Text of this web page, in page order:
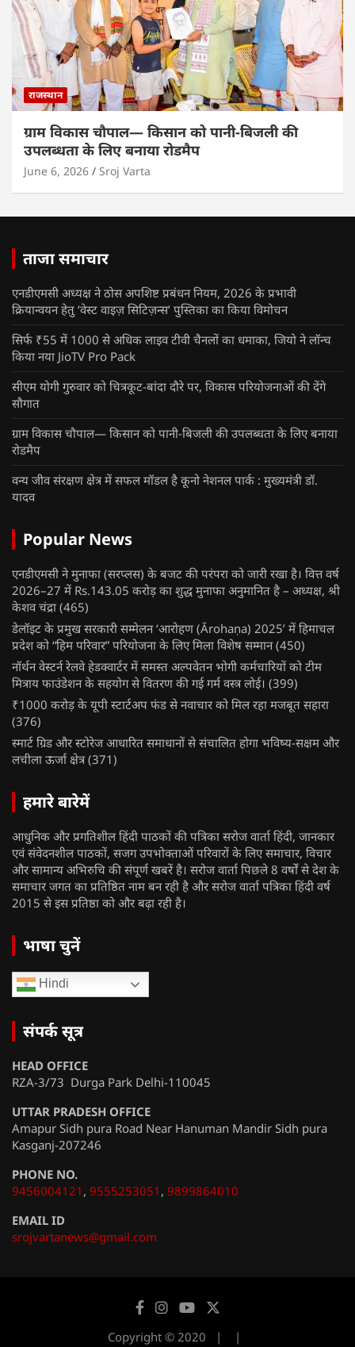
राजस्थान
ग्राम विकास चौपाल— किसान को पानी-बिजली की
उपलब्धता के लिए बनाया रोडमैप
June 6, 2026 Sroj Varta
ताजा समाचार
एनडीएमसी अध्यक्ष ने ठोस अपशिष्ट प्रबंधन नियम, 2026 के प्रभावी
क्रियान्वयन हेतु ‘वेस्ट वाइज़ सिटिज़न्स’ पुस्तिका का किया विमोचन
सिर्फ ₹55 में 1000 से अधिक लाइव टीवी चैनलों का धमाका, जियो ने लॉन्च
किया नया JioTV Pro Pack
सीएम योगी गुरुवार को चित्रकूट-बांदा दौरे पर, विकास परियोजनाओं की देंगे
सौगात
ग्राम विकास चौपाल— किसान को पानी-बिजली की उपलब्धता के लिए बनाया
रोडमैप
वन्य जीव संरक्षण क्षेत्र में सफल मॉडल है कूनो नेशनल पार्क : मुख्यमंत्री डॉ.
यादव
Popular News
एनडीएमसी ने मुनाफा (सरप्लस) के बजट की परंपरा को जारी रखा है। वित्त वर्ष
2026–27 में Rs.143.05 करोड़ का शुद्ध मुनाफा अनुमानित है – अध्यक्ष, श्री
केशव चंद्रा (465)
डेलॉइट के प्रमुख सरकारी सम्मेलन ‘आरोहण (Ārohaṇa) 2025’ में हिमाचल
प्रदेश को “हिम परिवार” परियोजना के लिए मिला विशेष सम्मान (450)
नॉर्थन वेस्टर्न रेलवे हेडक्वार्टर में समस्त अल्पवेतन भोगी कर्मचारियों को टीम
मित्राय फाउंडेशन के सहयोग से वितरण की गई गर्म वस्त्र लोई। (399)
₹1000 करोड़ के यूपी स्टार्टअप फंड से नवाचार को मिल रहा मजबूत सहारा
(376)
स्मार्ट ग्रिड और स्टोरेज आधारित समाधानों से संचालित होगा भविष्य-सक्षम और
लचीला ऊर्जा क्षेत्र (371)
हमारे बारेमें
आधुनिक और प्रगतिशील हिंदी पाठकों की पत्रिका सरोज वार्ता हिंदी, जानकार
एवं संवेदनशील पाठकों, सजग उपभोक्ताओं परिवारों के लिए समाचार, विचार
और सामान्य अभिरुचि की संपूर्ण खबरें है। सरोज वार्ता पिछले 8 वर्षों से देश के
समाचार जगत का प्रतिष्ठित नाम बन रही है और सरोज वार्ता पत्रिका हिंदी वर्ष
2015 से इस प्रतिष्ठा को और बढ़ा रही है।
भाषा चुनें
Hindi
संपर्क सूत्र
HEAD OFFICE
RZA-3/73 Durga Park Delhi-110045
UTTAR PRADESH OFFICE
Amapur Sidh pura Road Near Hanuman Mandir Sidh pura
Kasganj-207246
PHONE NO.
9456004121 , 9555253051 , 9899864010
EMAIL ID
srojvartanews@gmail.com
Copyright © 2020